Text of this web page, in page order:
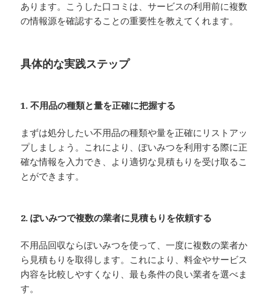
あります。こうした口コミは、サービスの利用前に複数
の情報源を確認することの重要性を教えてくれます。
具体的な実践ステップ
1. 不用品の種類と量を正確に把握する
まずは処分したい不用品の種類や量を正確にリストアッ
プしましょう。これにより、ぽいみつを利用する際に正
確な情報を入力でき、より適切な見積もりを受け取るこ
とができます。
2. ぽいみつで複数の業者に見積もりを依頼する
不用品回収ならぽいみつを使って、一度に複数の業者か
ら見積もりを取得します。これにより、料金やサービス
内容を比較しやすくなり、最も条件の良い業者を選べま
す。